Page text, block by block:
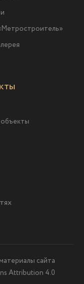
сайта
Attribution 4.0